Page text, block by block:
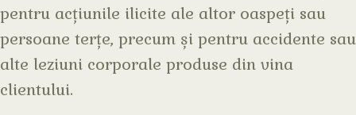
pentru acțiunile ilicite ale altor oaspeți sau
persoane terțe, precum și pentru accidente sau
alte leziuni corporale produse din vina
clientului.